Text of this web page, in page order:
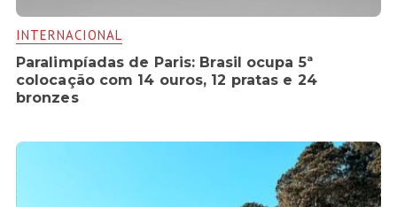
INTERNACIONAL
Paralimpíadas de Paris: Brasil ocupa 5ª
colocação com 14 ouros, 12 pratas e 24
bronzes